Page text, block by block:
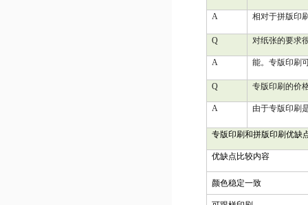
A 相对于拼版印
Q 对纸张的要求
A 能。专版印刷
Q 专版印刷的价
A 由于专版印刷
专版印刷和拼版印刷优缺
优缺点比较内容
颜色稳定一致